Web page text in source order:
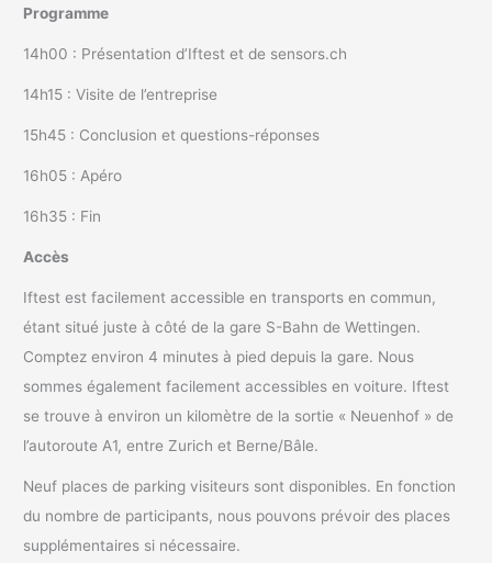
Programme
14h00 : Présentation d’Iftest et de sensors.ch
14h15 : Visite de l’entreprise
15h45 : Conclusion et questions-réponses
16h05 : Apéro
16h35 : Fin
Accès
Iftest est facilement accessible en transports en commun,
étant situé juste à côté de la gare S-Bahn de Wettingen.
Comptez environ 4 minutes à pied depuis la gare. Nous
sommes également facilement accessibles en voiture. Iftest
se trouve à environ un kilomètre de la sortie « Neuenhof » de
l’autoroute A1, entre Zurich et Berne/Bâle.
Neuf places de parking visiteurs sont disponibles. En fonction
du nombre de participants, nous pouvons prévoir des places
supplémentaires si nécessaire.